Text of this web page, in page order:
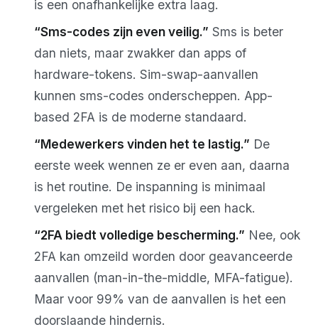
is een onafhankelijke extra laag.
“Sms-codes zijn even veilig.” Sms is beter
dan niets, maar zwakker dan apps of
hardware-tokens. Sim-swap-aanvallen
kunnen sms-codes onderscheppen. App-
based 2FA is de moderne standaard.
“Medewerkers vinden het te lastig.” De
eerste week wennen ze er even aan, daarna
is het routine. De inspanning is minimaal
vergeleken met het risico bij een hack.
“2FA biedt volledige bescherming.” Nee, ook
2FA kan omzeild worden door geavanceerde
aanvallen (man-in-the-middle, MFA-fatigue).
Maar voor 99% van de aanvallen is het een
doorslaande hindernis.